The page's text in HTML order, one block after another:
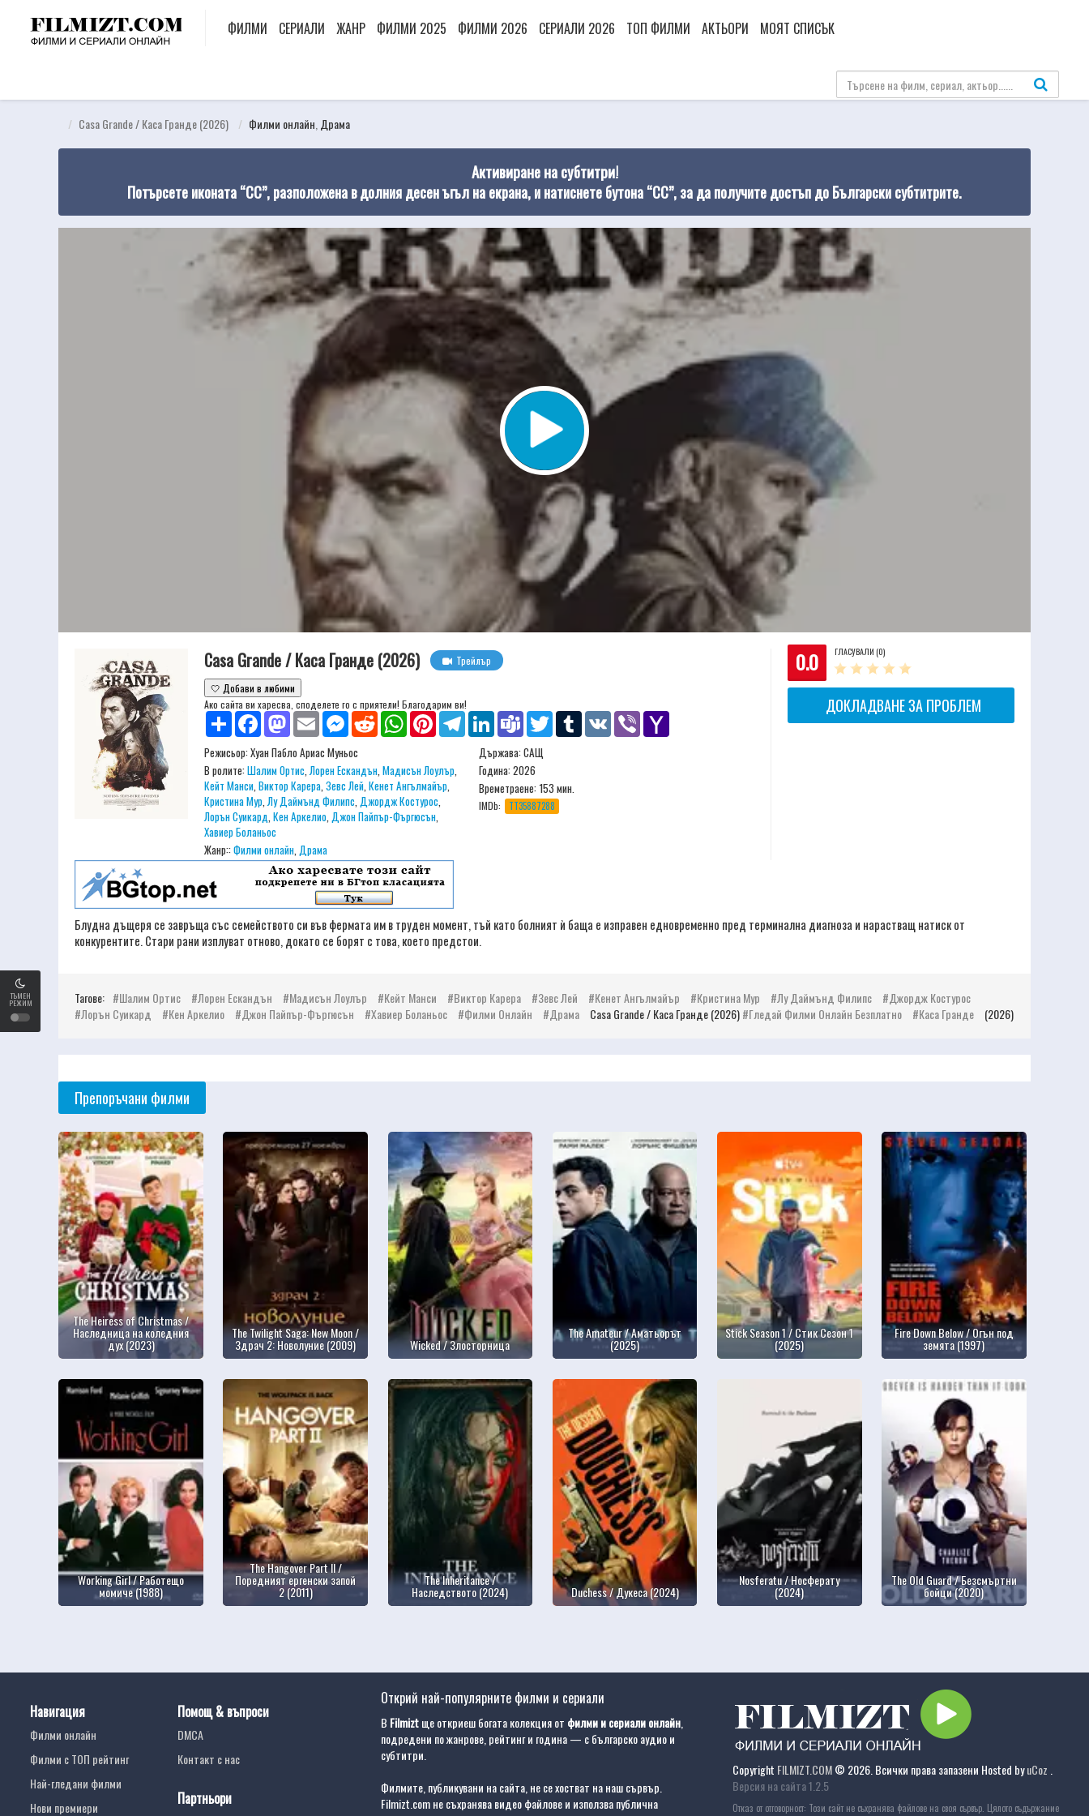
ТЪМЕН
РЕЖИМ
ФИЛМИ СЕРИАЛИ ЖАНР ФИЛМИ 2025 ФИЛМИ 2026 СЕРИАЛИ 2026 ТОП ФИЛМИ АКТЬОРИ МОЯТ СПИСЪК
Casa Grande / Каса Гранде (2026) Филми онлайн Драма
Активиране на субтитри!
Потърсете иконата “CC”, разположена в долния десен ъгъл на екрана, и натиснете бутона “CC”, за да получите достъп до Български субтитрите.
0.0 ГЛАСУВАЛИ (0)
ДОКЛАДВАНЕ ЗА ПРОБЛЕМ
Casa Grande / Каса Гранде (2026)
Трейлър
🤍 Добави в любими
Ако сайта ви харесва, споделете го с приятели! Благодарим ви!
Share
FacebookMastodonEmail MessengerReddit WhatsAppPinterestTelegramLinkedIn Teams Twitter Tumblr VK Viber
Режисьор:Хуан Пабло Ариас Муньос
В ролите:Шалим Ортис,Лорен Ескандън,Мадисън Лоулър,
Кейт Манси,Виктор Карера,Зевс Лей,Кенет Ангълмайър,
Кристина Мур,Лу Даймънд Филипс,Джордж Костурос,
Лорън Суикард,Кен Аркелио,Джон Пайпър-Фъргюсън,
Хавиер Боланьос
Жанр::Филми онлайн,Драма
Държава: САЩ
Година: 2026
Времетраене:153 мин.
IMDb: TT35887288
Блудна дъщеря се завръща със семейството си във фермата им в труден момент, тъй като болният ѝ баща е изправен едновременно пред терминална диагноза и нарастващ натиск от
конкурентите. Стари рани изплуват отново, докато се борят с това, което предстои.
Тагове: Шалим Ортис Лорен Ескандън Мадисън Лоулър Кейт Манси Виктор Карера Зевс Лей Кенет Ангълмайър Кристина Мур Лу Даймънд Филипс
Джордж Костурос
Лорън Суикард
Кен Аркелио Джон Пайпър-Фъргюсън Хавиер Боланьос Филми Онлайн Драма Casa Grande / Каса Гранде (2026) Гледай Филми Онлайн Безплатно Каса Гранде (2026)
Препоръчани филми
The Heiress of Christmas /
Наследница на коледния
дух (2023)
The Twilight Saga: New Moon /
Здрач 2: Новолуние (2009) Wicked / Злосторница
The Amateur / Аматьорът
(2025)
Stick Season 1 / Стик Сезон 1
(2025)
Fire Down Below / Огън под
земята (1997)
Working Girl / Работещо
момиче (1988)
The Hangover Part II /
Поредният ергенски запой
2 (2011)
The Inheritance /
Наследството (2024) Duchess / Дукеса (2024)
Nosferatu / Носферату
(2024)
The Old Guard / Безсмъртни
бойци (2020)
Навигация
Филми онлайн
Филми с ТОП рейтинг
Най-гледани филми
Нови премиери
Помощ & въпроси
DMCA
Контакт с нас
Партньори
Открий най-популярните филми и сериали
В Filmiztще откриеш богата колекция от филми и сериали онлайн
подредени по жанрове, рейтинг и година — с българско аудио и
субтитри.
Филмите, публикувани на сайта, не се хостват на наш сървър.
Filmizt.com не съхранява видео файлове и използва публична
Copyright FILMIZT.COM© 2026. Всички права запазени Hosted byuCoz
Версия на сайта 1.2.5
Отказ от отговорност: Този сайт не съхранява файлове на своя сървър. Цялото съдържание